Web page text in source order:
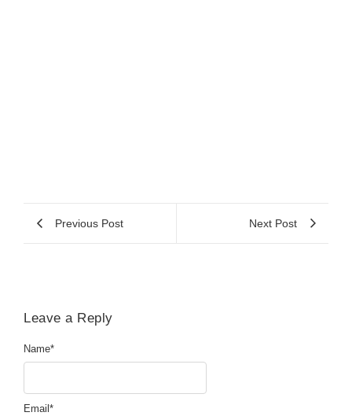
Previous Post Next Post
Leave a Reply
Name*
Email *